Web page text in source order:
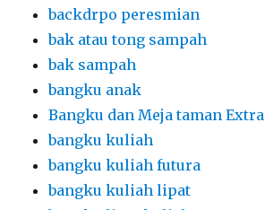
backdrpo peresmian
bak atau tong sampah
bak sampah
bangku anak
Bangku dan Meja taman Extra
bangku kuliah
bangku kuliah futura
bangku kuliah lipat